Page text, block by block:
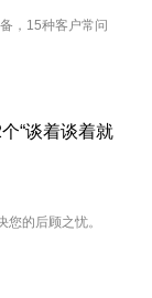
，15种客户常问
“谈着谈着就
的后顾之忧。